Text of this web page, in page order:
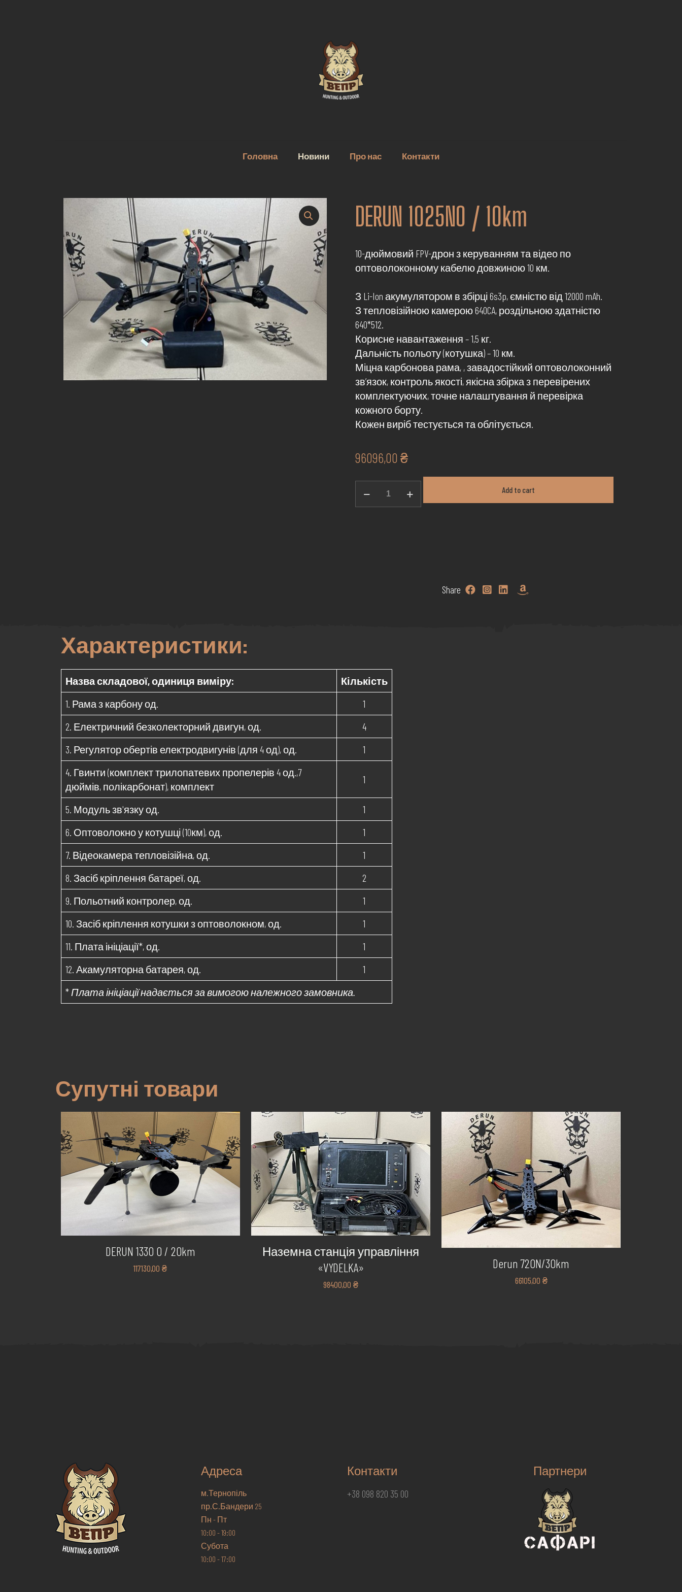
Головна Новини Про нас Контакти
DERUN 1025NO / 10km
10-дюймовий FPV-дрон з керуванням та відео по
оптоволоконному кабелю довжиною 10 км.
З Li-Ion акумулятором в збірці 6s3p, ємністю від 12000 mAh.
З тепловізійною камерою 640CA, роздільною здатністю
640*512.
Корисне навантаження – 1,5 кг.
Дальність польоту (котушка) – 10 км.
Міцна карбонова рама, , завадостійкий оптоволоконний
зв’язок, контроль якості, якісна збірка з перевірених
комплектуючих, точне налаштування й перевірка
кожного борту.
Кожен виріб тестується та облітується.
96096,00₴
Add to cart
Share
Характеристики:
Назва складової, одиниця виміру:
Кількість
1. Рама з карбону од.
1
2. Електричний безколекторний двигун, од.
4
3. Регулятор обертів електродвигунів (для 4 од), од.
1
4. Гвинти (комплект трилопатевих пропелерів 4 од.,7
дюймів, полікарбонат), комплект
1
5. Модуль зв'язку од.
1
6. Оптоволокно у котушці (10км), од.
1
7. Відеокамера тепловізійна, од.
1
8. Засіб кріплення батареї, од.
2
9. Польотний контролер, од.
1
10. Засіб кріплення котушки з оптоволокном, од.
1
11. Плата ініціації*, од.
1
12. Акамуляторна батарея, од.
1
* Плата ініціації надається за вимогою належного замовника.
Супутні товари
DERUN 1330 O / 20km
117130,00₴
Наземна станція управління
«VYDELKA»
98400,00 ₴
Derun 720N/30km
66105,00 ₴
Адреса
м.Тернопіль
пр.С.Бандери 25
Пн - Пт
10:00 - 19:00
Субота
10:00 - 17:00
Контакти
+38 098 820 35 00
Партнери